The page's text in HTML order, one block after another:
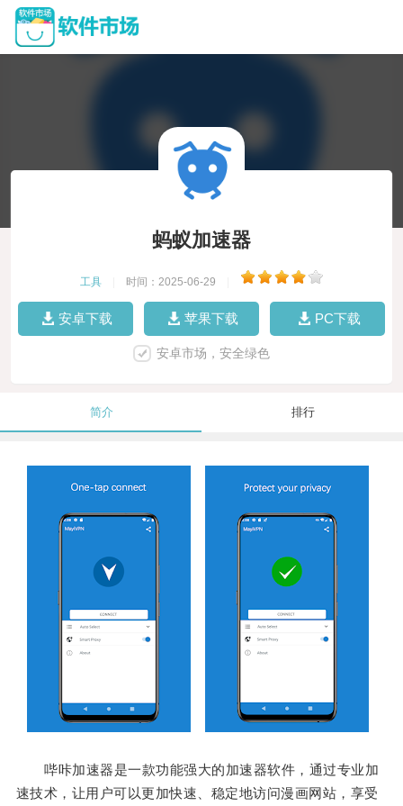
蚂蚁加速器
工具 时间：2025-06-29
安卓下载 苹果下载 PC下载
安卓市场，安全绿色
简介 排行
哔咔加速器是一款功能强大的加速器软件，通过专业加
速技术，让用户可以更加快速、稳定地访问漫画网站，享受